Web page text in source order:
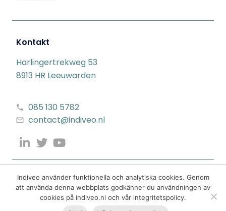
Kontakt
Harlingertrekweg 53
8913 HR Leeuwarden
085 130 5782
contact@indiveo.nl
Indiveo använder funktionella och analytiska cookies. Genom
att använda denna webbplats godkänner du användningen av
cookies på indiveo.nl och vår integritetspolicy.